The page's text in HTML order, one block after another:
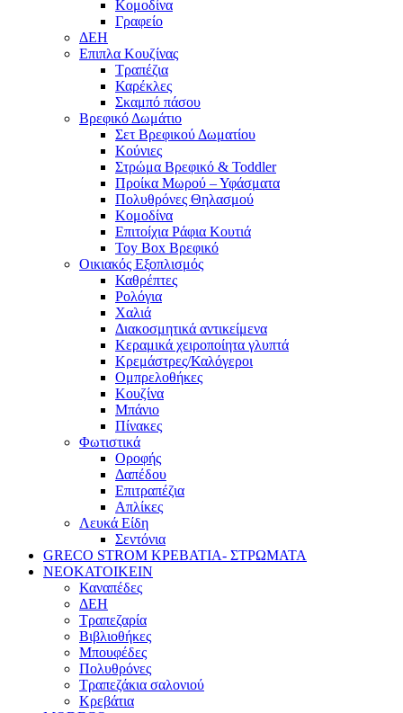
Κομοδίνα
Γραφείο
ΔΕΗ
Επιπλα Κουζίνας
Τραπέζια
Καρέκλες
Σκαμπό πάσου
Βρεφικό Δωμάτιο
Σετ Βρεφικού Δωματίου
Κούνιες
Στρώμα Βρεφικό & Toddler
Προίκα Μωρού – Υφάσματα
Πολυθρόνες Θηλασμού
Κομοδίνα
Επιτοίχια Ράφια Κουτιά
Toy Box Βρεφικό
Οικιακός Εξοπλισμός
Καθρέπτες
Ρολόγια
Χαλιά
Διακοσμητικά αντικείμενα
Κεραμικά χειροποίητα γλυπτά
Κρεμάστρες/Καλόγεροι
Ομπρελοθήκες
Κουζίνα
Μπάνιο
Πίνακες
Φωτιστικά
Οροφής
Δαπέδου
Επιτραπέζια
Απλίκες
Λευκά Είδη
Σεντόνια
GRECO STROM ΚΡΕΒΑΤΙΑ- ΣΤΡΩΜΑΤΑ
ΝΕΟΚΑΤΟΙΚΕΙΝ
Καναπέδες
ΔΕΗ
Τραπεζαρία
Βιβλιοθήκες
Μπουφέδες
Πολυθρόνες
Τραπεζάκια σαλονιού
Κρεβάτια